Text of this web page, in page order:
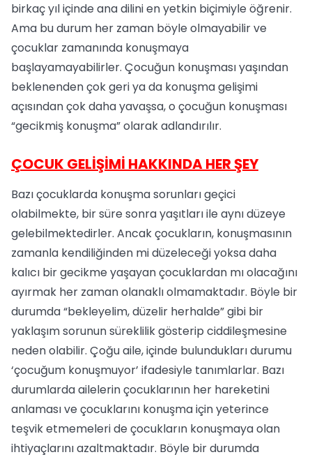
birkaç yıl içinde ana dilini en yetkin biçimiyle öğrenir.
Ama bu durum her zaman böyle olmayabilir ve
çocuklar zamanında konuşmaya
başlayamayabilirler. Çocuğun konuşması yaşından
beklenenden çok geri ya da konuşma gelişimi
açısından çok daha yavaşsa, o çocuğun konuşması
“gecikmiş konuşma” olarak adlandırılır.
ÇOCUK GELİŞİMİ HAKKINDA HER ŞEY
Bazı çocuklarda konuşma sorunları geçici
olabilmekte, bir süre sonra yaşıtları ile aynı düzeye
gelebilmektedirler. Ancak çocukların, konuşmasının
zamanla kendiliğinden mi düzeleceği yoksa daha
kalıcı bir gecikme yaşayan çocuklardan mı olacağını
ayırmak her zaman olanaklı olmamaktadır. Böyle bir
durumda “bekleyelim, düzelir herhalde” gibi bir
yaklaşım sorunun süreklilik gösterip ciddileşmesine
neden olabilir. Çoğu aile, içinde bulundukları durumu
‘çocuğum konuşmuyor’ ifadesiyle tanımlarlar. Bazı
durumlarda ailelerin çocuklarının her hareketini
anlaması ve çocuklarını konuşma için yeterince
teşvik etmemeleri de çocukların konuşmaya olan
ihtiyaçlarını azaltmaktadır. Böyle bir durumda